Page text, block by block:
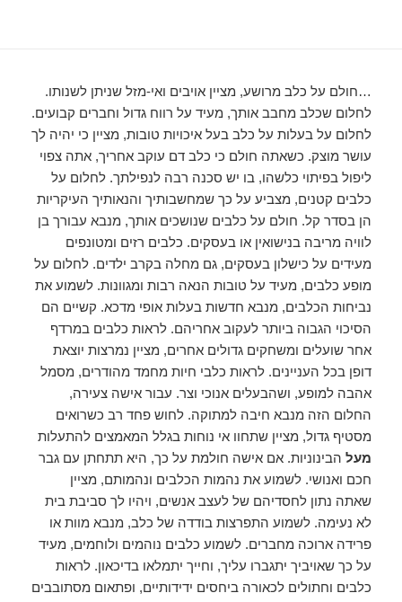
…חולם על כלב מרושע, מציין אויבים ואי-מזל שניתן לשנותו.
לחלום שכלב מחבב אותך, מעיד על רווח גדול וחברים קבועים.
לחלום על בעלות על כלב בעל איכויות טובות, מציין כי יהיה לך
עושר מוצק. כשאתה חולם כי כלב דם עוקב אחריך, אתה צפוי
ליפול בפיתוי כלשהו, ​​בו יש סכנה רבה לנפילתך. לחלום על
כלבים קטנים, מצביע על כך שמחשבותיך והנאותיך העיקריות
הן בסדר קל. חולם על כלבים שנושכים אותך, מנבא עבורך בן
לוויה מריבה בנישואין או בעסקים. כלבים רזים ומטונפים
מעידים על כישלון בעסקים, גם מחלה בקרב ילדים. לחלום על
מופע כלבים, מעיד על טובות הנאה רבות ומגוונות. לשמוע את
נביחות הכלבים, מנבא חדשות בעלות אופי מדכא. קשיים הם
הסיכוי הגבוה ביותר לעקוב אחריהם. לראות כלבים במרדף
אחר שועלים ומשחקים גדולים אחרים, מציין נמרצות יוצאת
דופן בכל העניינים. לראות כלבי חיות מחמד מהודרים, מסמל
אהבה למופע, ושהבעלים אנוכי וצר. עבור אישה צעירה,
החלום הזה מנבא חיבה למתוקה. לחוש פחד רב כשרואים
מסטיף גדול, מציין שתחוו אי נוחות בגלל המאמצים להתעלות
מעל הבינוניות. אם אישה חולמת על כך, היא תתחתן עם גבר
חכם ואנושי. לשמוע את נהמות הכלבים ונהמותם, מציין
שאתה נתון לחסדיהם של לעצב אנשים, ויהיו לך סביבת בית
לא נעימה. לשמוע התפרצות בודדה של כלב, מנבא מוות או
פרידה ארוכה מחברים. לשמוע כלבים נוהמים ולוחמים, מעיד
על כך שאויביך יתגברו עליך, וחייך יתמלאו בדיכאון. לראות
כלבים וחתולים לכאורה ביחסים ידידותיים, ופתאום מסתובבים